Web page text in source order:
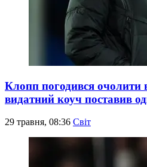
Клопп погодився очолити
видатний коуч поставив
29 травня, 08:36 Світ